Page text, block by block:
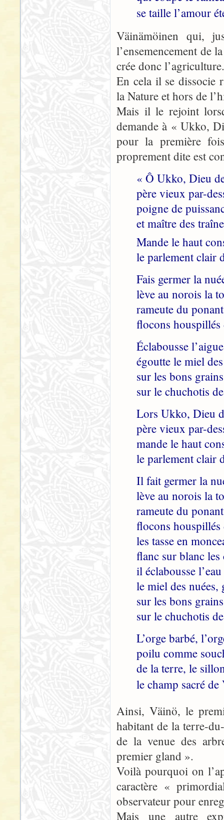
se taille l’amour
Väinämöinen qui,
l’ensemencement de
crée donc l’agriculture.
En cela il se dissocie
la Nature et hors de
Mais il le rejoint
demande à « Ukko,
pour la première
proprement dite est
« Ô Ukko, Dieu
père vieux par-
poigne de
et maître des
Mande le haut
le parlement clair
Fais germer la
lève au norois la
rameute du
flocons
Éclabousse
égoutte le miel
sur les bons
sur le chuchotis
Lors Ukko, Dieu
père vieux par-
mande le haut
le parlement clair
Il fait germer la
lève au norois la
rameute du
flocons
les tasse en
flanc sur blanc les
il éclabousse
le miel des nuées,
sur les bons
sur le chuchotis
L’orge barbé,
poilu comme
de la terre, le
le champ sacré
Ainsi, Väinö, le
habitant de la terre-
de la venue des
premier gland ».
Voilà pourquoi on
caractère «
observateur pour
Mais une autre